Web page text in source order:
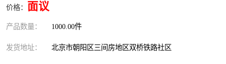
价格： 面议
产品数量： 1000.00件
发货地址： 北京市朝阳区三间房地区双桥铁路社区